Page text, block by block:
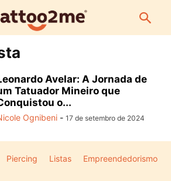
Avelar: A Jornada de
Tatuador Mineiro que
o...
Ognibeni - 17 de setembro de 2024
Piercing Listas Empreendedorismo